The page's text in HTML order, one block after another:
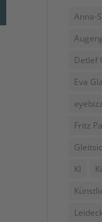
Anna-
Detlef
Eva
Fritz
KI